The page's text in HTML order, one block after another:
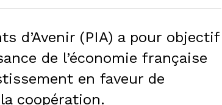
d’Avenir (PIA) a pour objectif
de l’économie française
en faveur de
coopération.